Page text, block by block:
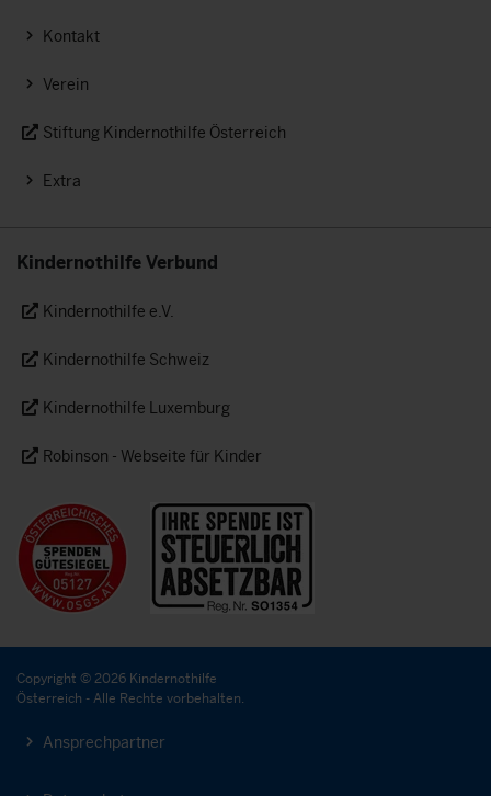
Kontakt
Verein
Stiftung Kindernothilfe Österreich
Extra
Kindernothilfe Verbund
Kindernothilfe e.V.
Kindernothilfe Schweiz
Kindernothilfe Luxemburg
Robinson - Webseite für Kinder
Copyright © 2026 Kindernothilfe
Österreich - Alle Rechte vorbehalten.
Ansprechpartner